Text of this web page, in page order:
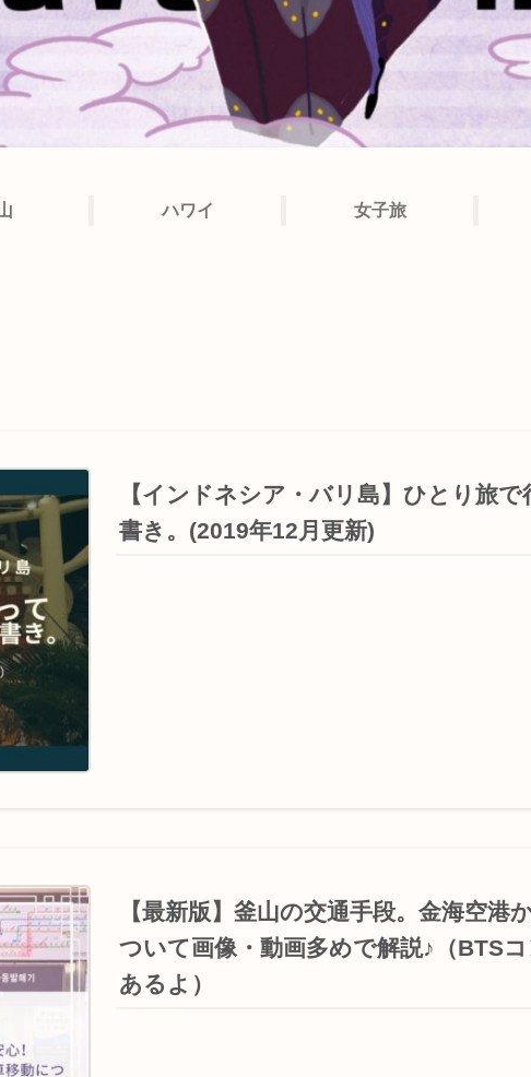
ハワイ 女子旅
【インドネシア・バリ島】ひとり旅
書き。(2019年12月更新)
【最新版】釜山の交通手段。金海空港
ついて画像・動画多めで解説♪（BTS
あるよ）